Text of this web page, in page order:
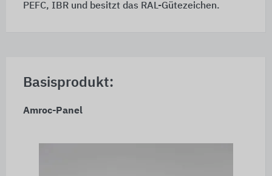
PEFC, IBR und besitzt das RAL-Gütezeichen.
Basisprodukt:
Amroc-Panel